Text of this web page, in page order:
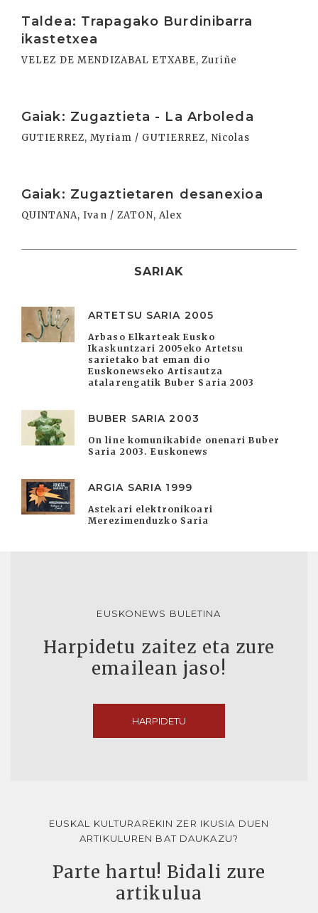
Taldea: Trapagako Burdinibarra
ikastetxea
VELEZ DE MENDIZABAL ETXABE, Zuriñe
Gaiak: Zugaztieta - La Arboleda
GUTIERREZ, Myriam / GUTIERREZ, Nicolas
Gaiak: Zugaztietaren desanexioa
QUINTANA, Ivan / ZATON, Alex
SARIAK
ARTETSU SARIA 2005
Arbaso Elkarteak Eusko
Ikaskuntzari 2005eko Artetsu
sarietako bat eman dio
Euskonewseko Artisautza
atalarengatik Buber Saria 2003
BUBER SARIA 2003
On line komunikabide onenari Buber
Saria 2003. Euskonews
ARGIA SARIA 1999
Astekari elektronikoari
Merezimenduzko Saria
EUSKONEWS BULETINA
Harpidetu zaitez eta zure
emailean jaso!
HARPIDETU
EUSKAL KULTURAREKIN ZER IKUSIA DUEN
ARTIKULUREN BAT DAUKAZU?
Parte hartu! Bidali zure
artikulua